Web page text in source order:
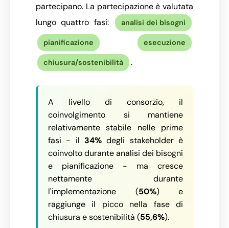
partecipano. La partecipazione è valutata
lungo quattro fasi:
analisi dei bisogni
pianificazione esecuzione
chiusura/sostenibilità .
A livello di consorzio, il
coinvolgimento si mantiene
relativamente stabile nelle prime
fasi - il 34% degli stakeholder è
coinvolto durante analisi dei bisogni
e pianificazione - ma cresce
nettamente durante
l'implementazione (50%) e
raggiunge il picco nella fase di
chiusura e sostenibilità (55,6%).